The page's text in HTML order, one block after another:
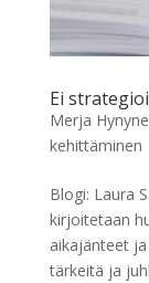
Ei
Merja
kehittäminen
Blogi: Laura
kirjoitetaan
aikajänteet
tärkeitä ja